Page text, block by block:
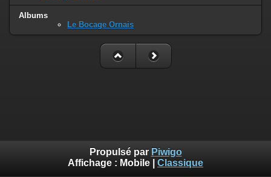
Albums
Le Bocage Ornais
Propulsé par Piwigo
Affichage : Mobile Classique